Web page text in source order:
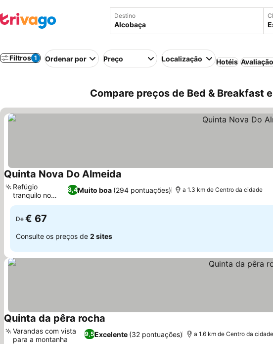
Destino
Filtros 1 Ordenar por Preço Localização Hotéis
Compare preços de Bed & Breakfast
Quinta Nova Do Almeida
8,4Muito boa (294 pontuações)
Refúgio
tranquilo no
campo
a 1.3 km de Centro da cidade
De € 67
Consulte os preços de 2 sites
Quinta da pêra rocha
9,5Excelente (32 pontuações)
Varandas com vista
para a montanha
a 1.6 km de Centro da cidade